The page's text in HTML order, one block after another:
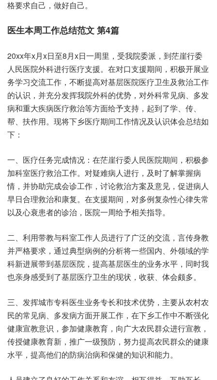
格要求自己，做好自己。
医生本周工作总结范文 第4篇
20xx年x月x日至8月x日一周里，受我院委派，到茫崖行委
人民医院外科进行医疗支援。在对口支援期间，积极开展业
务学习交流工作，不断提高对基层医院医疗卫生及救治工作
的认识，并充分发挥我院外科的优势，对外科常见病、多发
病和重大疾病医疗救治等方面给予支持，起到了学、传、
帮、扶作用。现将下乡医疗期间工作情况及认识体会总结如
下：
一、医疗任务完成情况：在茫崖行委人民医院期间，积极参
加科室医疗救治工作。对疑难病人进行，及时了解掌握病
情，并协助完成会诊工作，讨论救治方案及意见，促进病人
早日合理救治和康复。在支援期间，对多例复杂性心律失常
以及心衰患者的诊治，医院一周给予相关指导。
二、利用带教与科室工作人员进行了广泛的交流，言传身教
并严格要求，通过典型病例的分析将一些国内、外领域的学
科新进展带到基层医院，提高基层医生的业务水平，同时我
也亲身感受到了基层医疗卫生的现状，收获、体会颇多。
三、发挥城市专科医生业务专长和技术优势，主要从农村农
民的常见病、多发病方面开展工作，在下乡工作中不断强化
健康宣教意识，参加健康教育，向广大农民群众进行宣教，
传授健康教育新，推广一级预防，努力提高农民群众的健康
水平，提高他们的防病治病和保健的知识和能力。